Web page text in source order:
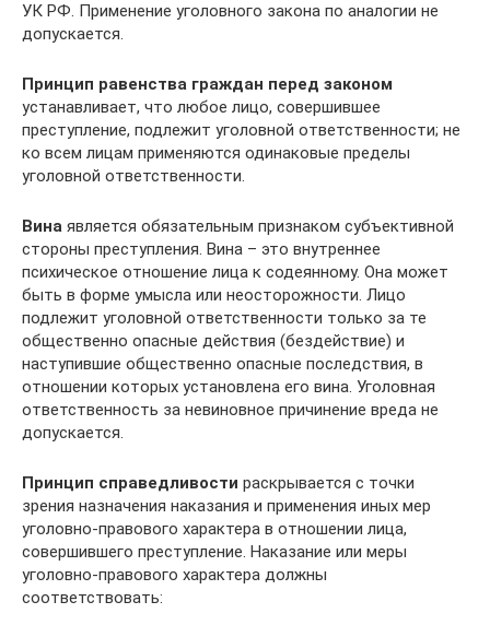
УК РФ. Применение уголовного закона по аналогии не
допускается.
Принцип равенства граждан перед законом
устанавливает, что любое лицо, совершившее
преступление, подлежит уголовной ответственности; не
ко всем лицам применяются одинаковые пределы
уголовной ответственности.
Вина является обязательным признаком субъективной
стороны преступления. Вина – это внутреннее
психическое отношение лица к содеянному. Она может
быть в форме умысла или неосторожности. Лицо
подлежит уголовной ответственности только за те
общественно опасные действия (бездействие) и
наступившие общественно опасные последствия, в
отношении которых установлена его вина. Уголовная
ответственность за невиновное причинение вреда не
допускается.
Принцип справедливости раскрывается с точки
зрения назначения наказания и применения иных мер
уголовно-правового характера в отношении лица,
совершившего преступление. Наказание или меры
уголовно-правового характера должны
соответствовать: